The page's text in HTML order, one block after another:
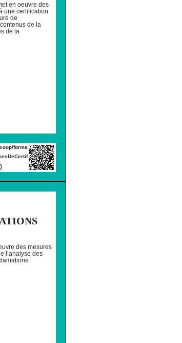
en oeuvre des
une certification
de
de la
de la
forma
des mesures
l’analyse des